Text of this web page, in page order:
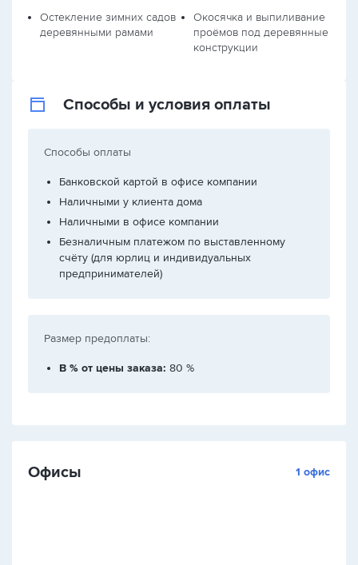
Остекление зимних садов
деревянными рамами
Окосячка и выпиливание
проёмов под деревянные
конструкции
Способы и условия оплаты
Способы оплаты
Банковской картой в офисе компании
Наличными у клиента дома
Наличными в офисе компании
Безналичным платежом по выставленному
счёту (для юрлиц и индивидуальных
предпринимателей)
Размер предоплаты:
В % от цены заказа: 80 %
Офисы 1 офис